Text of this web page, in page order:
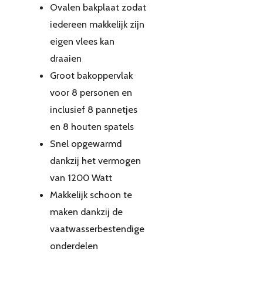
Ovalen bakplaat zodat
iedereen makkelijk zijn
eigen vlees kan
draaien
Groot bakoppervlak
voor 8 personen en
inclusief 8 pannetjes
en 8 houten spatels
Snel opgewarmd
dankzij het vermogen
van 1200 Watt
Makkelijk schoon te
maken dankzij de
vaatwasserbestendige
onderdelen